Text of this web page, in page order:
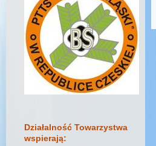
Działalność Towarzystwa
wspierają: